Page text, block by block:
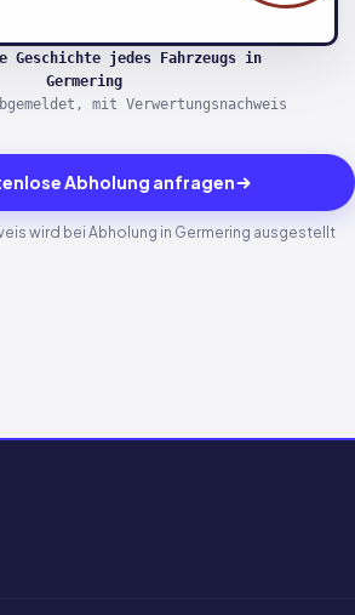
Geschichte jedes Fahrzeugs in
Germering
mit Verwertungsnachweis
Abholung anfragen
wird bei Abholung in Germering ausgestellt